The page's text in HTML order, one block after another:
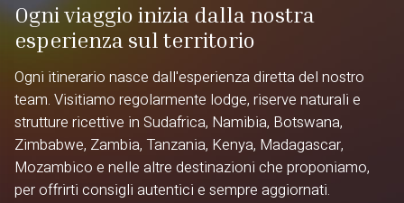
Ogni viaggio inizia dalla nostra
esperienza sul territorio
Ogni itinerario nasce dall'esperienza diretta del nostro
team. Visitiamo regolarmente lodge, riserve naturali e
strutture ricettive in Sudafrica, Namibia, Botswana,
Zimbabwe, Zambia, Tanzania, Kenya, Madagascar,
Mozambico e nelle altre destinazioni che proponiamo,
per offrirti consigli autentici e sempre aggiornati.